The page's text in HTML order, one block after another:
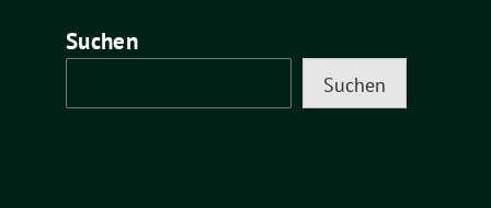
Suchen
Suchen